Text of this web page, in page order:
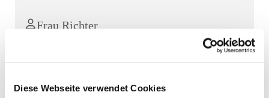
Diese Webseite verwendet Cookies
Frau Richter
Fit sein und bleiben, egal, wie alt man ist - dafür tut eine